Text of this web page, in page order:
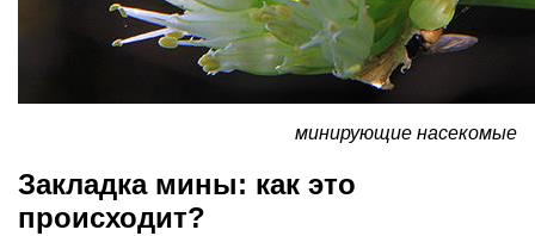
минирующие насекомые
Закладка мины: как это
происходит?